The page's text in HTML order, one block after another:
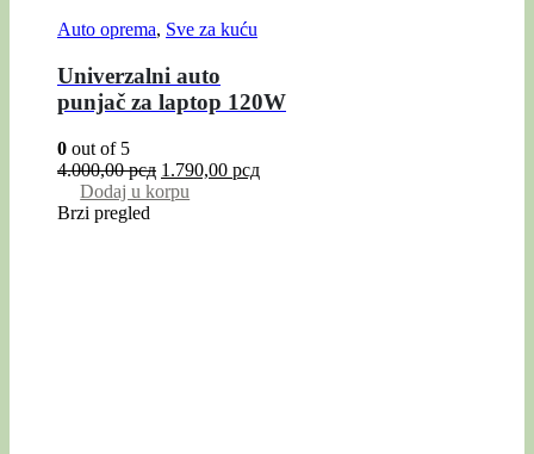
Auto oprema, Sve za kuću
Univerzalni auto
punjač za laptop 120W
0 out of 5
4.000,00рсд 1.790,00 рсд
Dodaj u korpu
Brzi pregled